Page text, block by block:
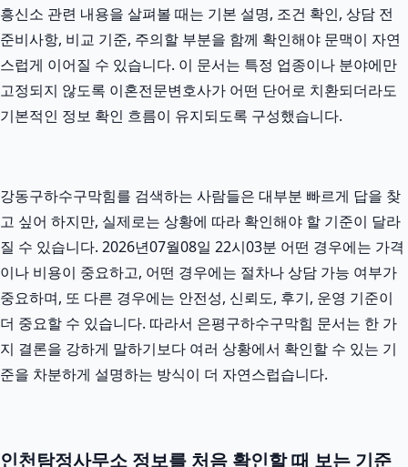
흥신소 관련 내용을 살펴볼 때는 기본 설명, 조건 확인, 상담 전
준비사항, 비교 기준, 주의할 부분을 함께 확인해야 문맥이 자연
스럽게 이어질 수 있습니다. 이 문서는 특정 업종이나 분야에만
고정되지 않도록 이혼전문변호사가 어떤 단어로 치환되더라도
기본적인 정보 확인 흐름이 유지되도록 구성했습니다.
강동구하수구막힘를 검색하는 사람들은 대부분 빠르게 답을 찾
고 싶어 하지만, 실제로는 상황에 따라 확인해야 할 기준이 달라
질 수 있습니다. 2026년07월08일 22시03분 어떤 경우에는 가격
이나 비용이 중요하고, 어떤 경우에는 절차나 상담 가능 여부가
중요하며, 또 다른 경우에는 안전성, 신뢰도, 후기, 운영 기준이
더 중요할 수 있습니다. 따라서 은평구하수구막힘 문서는 한 가
지 결론을 강하게 말하기보다 여러 상황에서 확인할 수 있는 기
준을 차분하게 설명하는 방식이 더 자연스럽습니다.
인천탐정사무소 정보를 처음 확인할 때 보는 기준